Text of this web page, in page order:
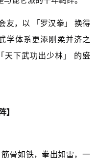
友，以 「罗汉拳」 换得
学体系更添刚柔并济之
天下武功出少林」 的盛
】
骨如铁，拳出如雷，一